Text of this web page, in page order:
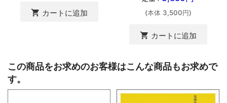
shopping_cart カートに追加 (本体 3,500円)
shopping_cart カートに追加
この商品をお求めのお客様はこんな商品もお求めで
す。